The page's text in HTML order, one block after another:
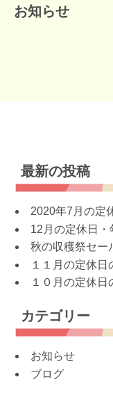
お知らせ
最新の投稿
2020年7月の定
12月の定休日
秋の収穫祭セー
１１月の定休日
１０月の定休日
カテゴリー
お知らせ
ブログ